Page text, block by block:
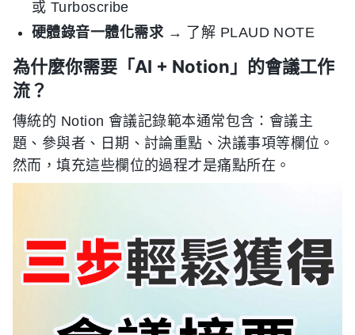
或 Turboscribe
硬體錄音一體化需求→ 了解 PLAUD NOTE
為什麼你需要「AI + Notion」的會議工作
流？
傳統的 Notion 會議記錄範本通常包含：會議主
題、參與者、日期、討論重點、決議事項等欄位。
然而，填充這些欄位的過程才是痛點所在。